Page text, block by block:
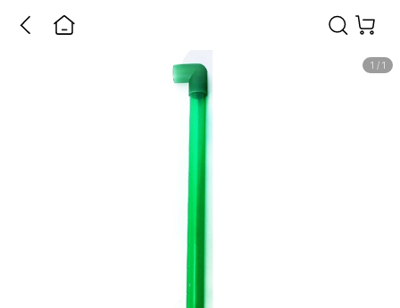
1 / 1